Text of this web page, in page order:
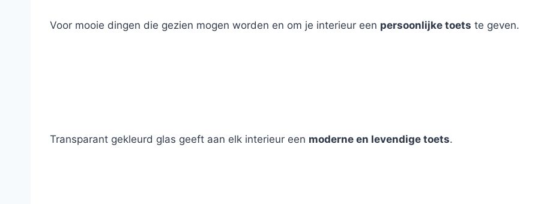
Voor mooie dingen die gezien mogen worden en om je interieur een persoonlijke toets te geven.
Transparant gekleurd glas geeft aan elk interieur een moderne en levendige toets.